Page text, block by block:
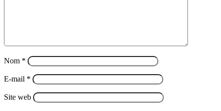
Nom *
E-mail *
Site web